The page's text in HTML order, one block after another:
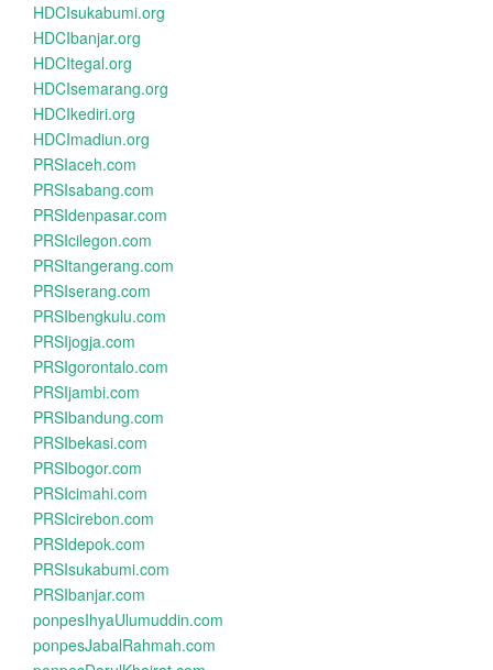
HDCIsukabumi.org
HDCIbanjar.org
HDCItegal.org
HDCIsemarang.org
HDCIkediri.org
HDCImadiun.org
PRSIaceh.com
PRSIsabang.com
PRSIdenpasar.com
PRSIcilegon.com
PRSItangerang.com
PRSIserang.com
PRSIbengkulu.com
PRSIjogja.com
PRSIgorontalo.com
PRSIjambi.com
PRSIbandung.com
PRSIbekasi.com
PRSIbogor.com
PRSIcimahi.com
PRSIcirebon.com
PRSIdepok.com
PRSIsukabumi.com
PRSIbanjar.com
ponpesIhyaUlumuddin.com
ponpesJabalRahmah.com